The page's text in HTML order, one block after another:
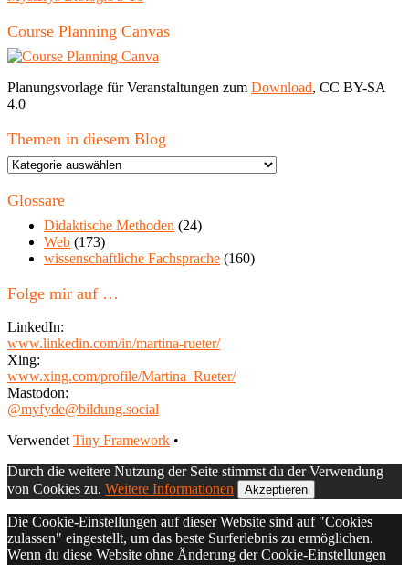
Course Planning Canvas
Planungsvorlage für Veranstaltungen zum Download, CC BY-SA
4.0
Themen in diesem Blog
Themen
diesem
Glossare
Didaktische Methoden (24)
Web (173)
wissenschaftliche Fachsprache (160)
Folge mir auf …
LinkedIn:
www.linkedin.com/in/martina-rueter/
Xing:
www.xing.com/profile/Martina_Rueter/
Mastodon:
@myfyde@bildung.social
Footer
Inhalt
Verwendet Tiny Framework •
Durch die weitere Nutzung der Seite stimmst du der Verwendung
von Cookies zu. Weitere Informationen Akzeptieren
Die Cookie-Einstellungen auf dieser Website sind auf "Cookies
zulassen" eingestellt, um das beste Surferlebnis zu ermöglichen.
Wenn du diese Website ohne Änderung der Cookie-Einstellungen